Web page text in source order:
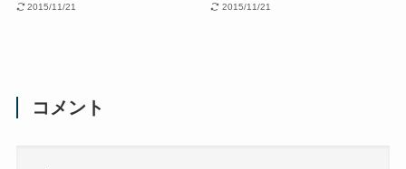
2015/11/21 2015/11/21
コメント